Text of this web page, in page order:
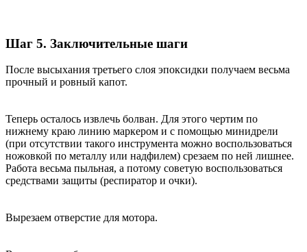
Шаг 5. Заключительные шаги
После высыхания третьего слоя эпоксидки получаем весьма
прочный и ровный капот.
Теперь осталось извлечь болван. Для этого чертим по
нижнему краю линию маркером и с помощью минидрели
(при отсутствии такого инструмента можно воспользоваться
ножовкой по металлу или надфилем) срезаем по ней лишнее.
Работа весьма пыльная, а потому советую воспользоваться
средствами защиты (респиратор и очки).
Вырезаем отверстие для мотора.